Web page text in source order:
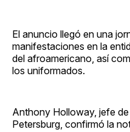
El anuncio llegó en una
manifestaciones en la
del afroamericano, así
los uniformados.
Anthony Holloway, jefe
Petersburg, confirmó la